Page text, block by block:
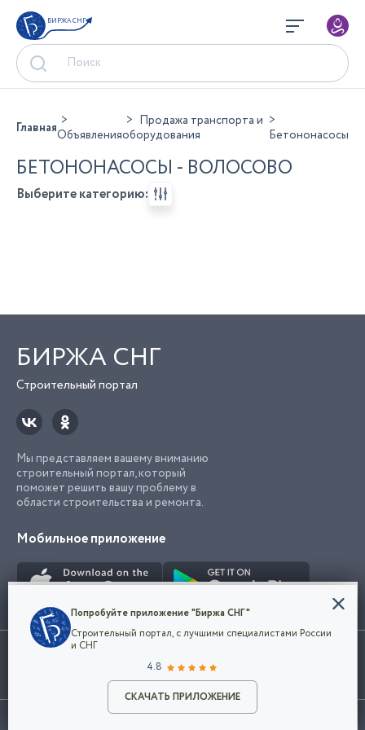
БИРЖА СНГ
Разместить объявление
ГлавнаяОбъявления
Продажа транспорта и
оборудования
Бетононасосы
БЕТОНОНАСОСЫ - ВОЛОСОВО
Выберите категорию:
БИРЖА СНГ
Строительный портал
Мы представляем вашему вниманию
строительный портал, который
поможет решить вашу проблему в
области строительства и ремонта.
Мобильное приложение
Использование сайта, в том числе подача объявлений, означает
марки представленные на сайте являются собственностью их
©2026Биржа СНГ
Конфиденциальность
Мы используем файлы cookie, чтобы сделать
наш сайт удобным для каждого
Политикой конфиденциальности компании
и принимаете условия использования cookie.
Попробуйте приложение "Биржа СНГ"
Строительный портал, с лучшими специалистами России
и СНГ
4.8
СКАЧАТЬ ПРИЛОЖЕНИЕ